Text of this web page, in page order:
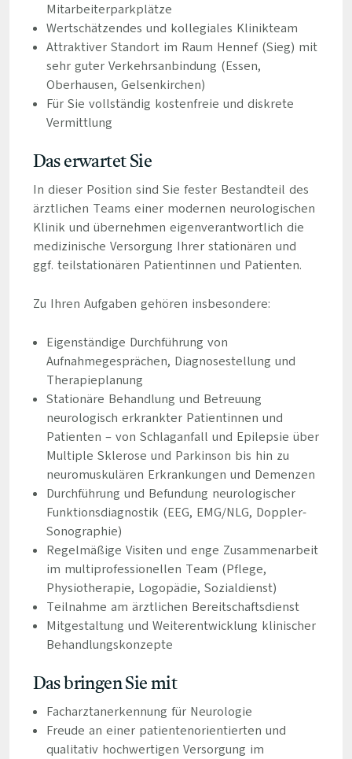
Mitarbeiterparkplätze
Wertschätzendes und kollegiales Klinikteam
Attraktiver Standort im Raum Hennef (Sieg) mit
sehr guter Verkehrsanbindung (Essen,
Oberhausen, Gelsenkirchen)
Für Sie vollständig kostenfreie und diskrete
Vermittlung
Das erwartet Sie
In dieser Position sind Sie fester Bestandteil des
ärztlichen Teams einer modernen neurologischen
Klinik und übernehmen eigenverantwortlich die
medizinische Versorgung Ihrer stationären und
ggf. teilstationären Patientinnen und Patienten.
Zu Ihren Aufgaben gehören insbesondere:
Eigenständige Durchführung von
Aufnahmegesprächen, Diagnosestellung und
Therapieplanung
Stationäre Behandlung und Betreuung
neurologisch erkrankter Patientinnen und
Patienten – von Schlaganfall und Epilepsie über
Multiple Sklerose und Parkinson bis hin zu
neuromuskulären Erkrankungen und Demenzen
Durchführung und Befundung neurologischer
Funktionsdiagnostik (EEG, EMG/NLG, Doppler-
Sonographie)
Regelmäßige Visiten und enge Zusammenarbeit
im multiprofessionellen Team (Pflege,
Physiotherapie, Logopädie, Sozialdienst)
Teilnahme am ärztlichen Bereitschaftsdienst
Mitgestaltung und Weiterentwicklung klinischer
Behandlungskonzepte
Das bringen Sie mit
Facharztanerkennung für Neurologie
Freude an einer patientenorientierten und
qualitativ hochwertigen Versorgung im